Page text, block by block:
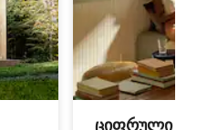
ციფრული